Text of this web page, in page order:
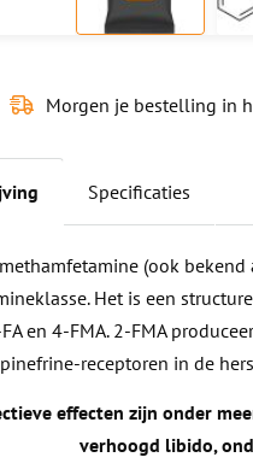
Morgen je bestelling in
Specificaties
(ook
Het is een
en 4-FMA. 2-FMA
receptoren in de
effecten zijn onder
verhoogd libido,